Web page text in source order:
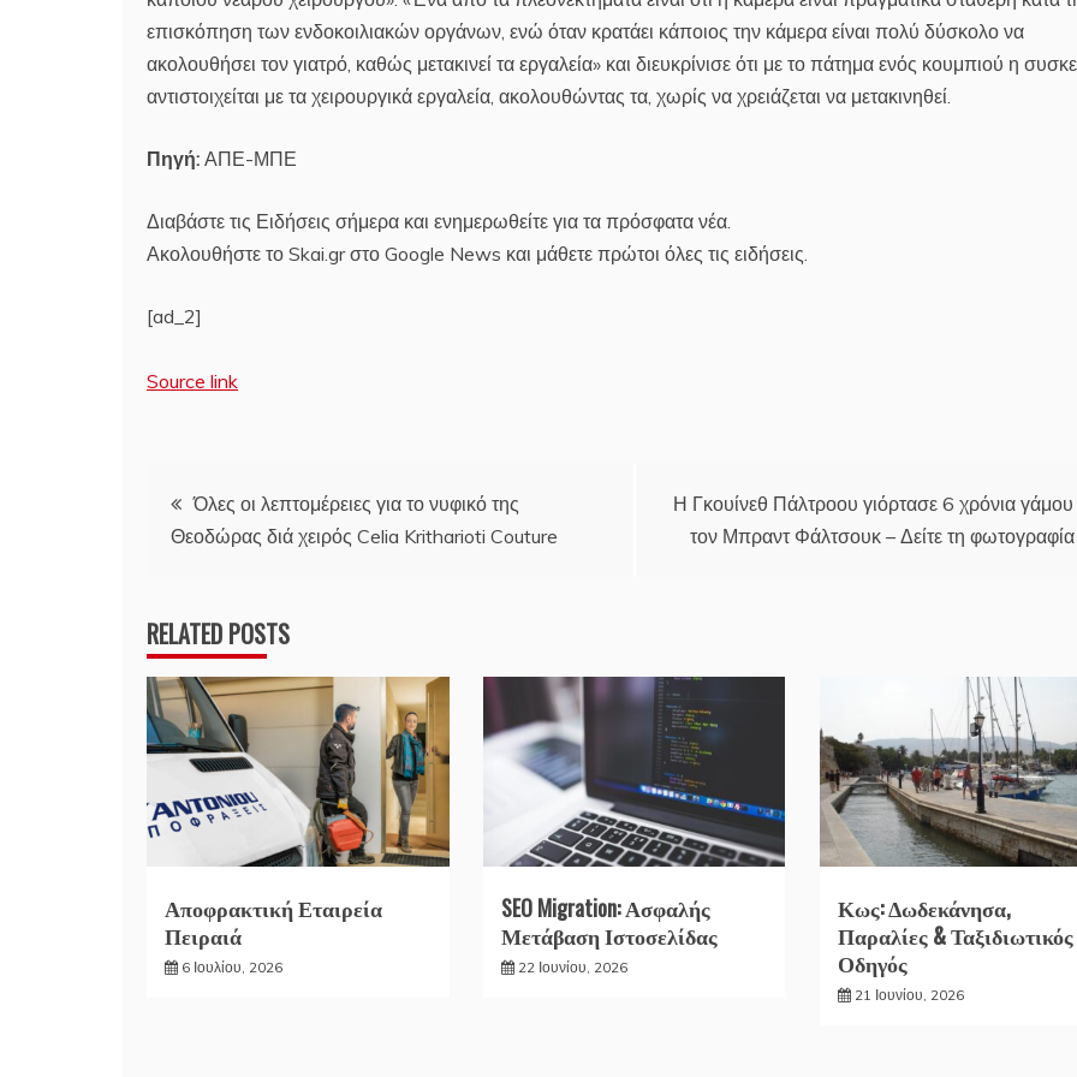
επισκόπηση των ενδοκοιλιακών οργάνων, ενώ όταν κρατάει κάποιος την κάμερα είναι πολύ δύσκολο να
ακολουθήσει τον γιατρό, καθώς μετακινεί τα εργαλεία» και διευκρίνισε ότι με το πάτημα ενός κουμπιού η
αντιστοιχείται με τα χειρουργικά εργαλεία, ακολουθώντας τα, χωρίς να χρειάζεται να μετακινηθεί.
Πηγή: ΑΠΕ-ΜΠΕ
Διαβάστε τις Ειδήσεις σήμερα και ενημερωθείτε για τα πρόσφατα νέα.
Ακολουθήστε το Skai.gr στο Google News και μάθετε πρώτοι όλες τις ειδήσεις.
[ad_2]
Source link
Πλοήγηση
άρθρων
Όλες οι λεπτομέρειες για το νυφικό της
Θεοδώρας διά χειρός Celia Kritharioti Couture
Η Γκουίνεθ Πάλτροου γιόρτασε 6 χρόνια γάμου
τον Μπραντ Φάλτσουκ – Δείτε τη φωτογραφία
RELATED POSTS
Αποφρακτική Εταιρεία
Πειραιά
6 Ιουλίου, 2026
SEO Migration: Ασφαλής
Μετάβαση Ιστοσελίδας
22 Ιουνίου, 2026
Κως: Δωδεκάνησα,
Παραλίες & Ταξιδιωτικός
Οδηγός
21 Ιουνίου, 2026